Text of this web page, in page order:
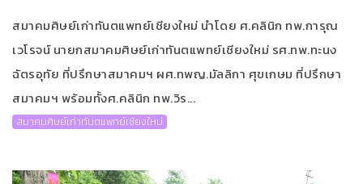
สมาคมศิษย์เก่าทันตแพทย์เชียงใหม่ นำโดย ศ.คลินิก ทพ.การุณ
เวโรจน์ นายกสมาคมศิษย์เก่าทันตแพทย์เชียงใหม่ รศ.ทพ.ทะนง
ฉัตรอุทัย ที่ปรึกษาสมาคมฯ ผศ.ทพญ.มัลลิกา ศุขเกษม ที่ปรึกษา
สมาคมฯ พร้อมทั้งศ.คลินิก ทพ.วิร...
สมาคมศิษย์เก่าทันตแพทย์เชียงใหม่